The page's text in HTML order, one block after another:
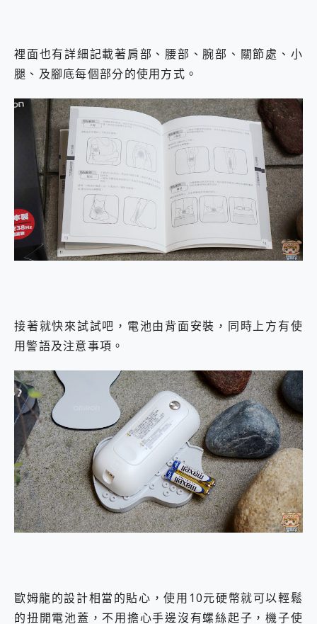
裡面也有詳細記載著肩部、腰部、腕部、關節處、小
腿、及腳底每個部分的使用方式。
接著就快來試試吧，電池由背面安裝，同時上方有使
用警語及注意事項。
歐姆龍的設計相當的貼心，使用10元硬幣就可以輕鬆
的扭開電池蓋，不用擔心手邊沒有螺絲起子，機子使